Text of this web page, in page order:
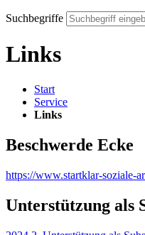
Suchbegriffe
Links
Start
Service
Links
Beschwerde Ecke
https://www.startklar-soziale-
Unterstützung als